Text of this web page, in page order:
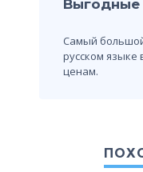
Самый
русском
ценам.